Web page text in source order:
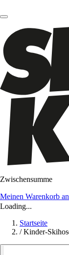
Zwischensumme
Meinen Warenkorb
Loading...
Startseite
/ Kinder-